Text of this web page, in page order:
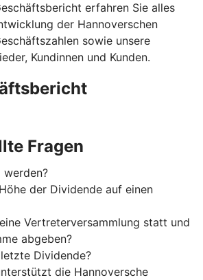
erfahren Sie alles
der Hannoverschen
sowie unsere
Kundinnen und Kunden.
Fragen
werden?
der Dividende auf einen
Vertreterversammlung statt und
abgeben?
Dividende?
die Hannoversche